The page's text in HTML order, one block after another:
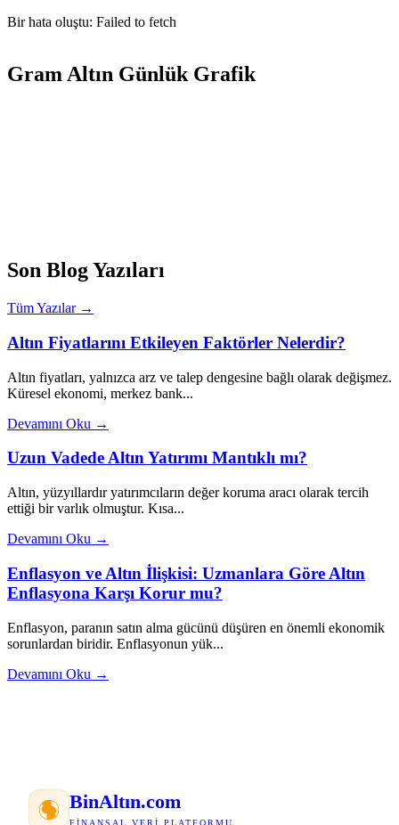
Bir hata oluştu: Failed to fetch
Gram Altın Günlük Grafik
Son Blog Yazıları
Tüm Yazılar →
Altın Fiyatlarını Etkileyen Faktörler Nelerdir?
Altın fiyatları, yalnızca arz ve talep dengesine bağlı olarak değişmez.
Küresel ekonomi, merkez bank...
Devamını Oku →
Uzun Vadede Altın Yatırımı Mantıklı mı?
Altın, yüzyıllardır yatırımcıların değer koruma aracı olarak tercih
ettiği bir varlık olmuştur. Kısa...
Devamını Oku →
Enflasyon ve Altın İlişkisi: Uzmanlara Göre Altın
Enflasyona Karşı Korur mu?
Enflasyon, paranın satın alma gücünü düşüren en önemli ekonomik
sorunlardan biridir. Enflasyonun yük...
Devamını Oku →
BinAltın.com
FINANSAL VERI PLATFORMU